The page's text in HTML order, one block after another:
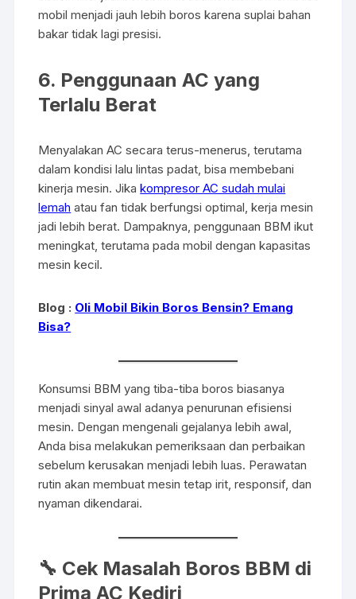
mobil menjadi jauh lebih boros karena suplai bahan
bakar tidak lagi presisi.
6. Penggunaan AC yang
Terlalu Berat
Menyalakan AC secara terus-menerus, terutama
dalam kondisi lalu lintas padat, bisa membebani
kinerja mesin. Jikakompresor AC sudah mulai
lemah atau fan tidak berfungsi optimal, kerja mesin
jadi lebih berat. Dampaknya, penggunaan BBM ikut
meningkat, terutama pada mobil dengan kapasitas
mesin kecil.
Blog : Oli Mobil Bikin Boros Bensin? Emang
Bisa?
Konsumsi BBM yang tiba-tiba boros biasanya
menjadi sinyal awal adanya penurunan efisiensi
mesin. Dengan mengenali gejalanya lebih awal,
Anda bisa melakukan pemeriksaan dan perbaikan
sebelum kerusakan menjadi lebih luas. Perawatan
rutin akan membuat mesin tetap irit, responsif, dan
nyaman dikendarai.
🔧 Cek Masalah Boros BBM di
Prima AC Kediri